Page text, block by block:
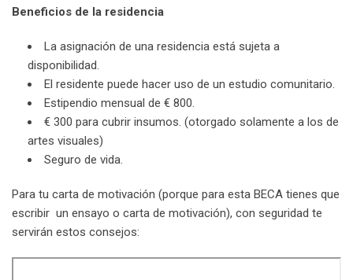
Beneficios de la residencia
La asignación de una residencia está sujeta a
disponibilidad.
El residente puede hacer uso de un estudio comunitario.
Estipendio mensual de € 800.
€ 300 para cubrir insumos. (otorgado solamente a los de
artes visuales)
Seguro de vida.
Para tu carta de motivación (porque para esta BECA tienes que
escribir un ensayo o carta de motivación), con seguridad te
servirán estos consejos: